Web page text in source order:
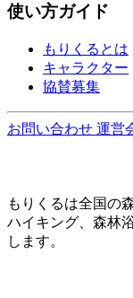
使い方ガイド
もりくるとは
キャラクター
協賛募集
お問い合わせ 運営
もりくるは全国の
ハイキング、森林
します。